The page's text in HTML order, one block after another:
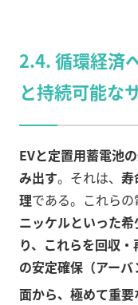
2.4. 循環経済
と持続可能な
EVと定置用蓄電池
み出す。それは、 寿
理である。これらの
ニッケルといった
り、これらを回収
の安定確保（アー
面から、極めて重